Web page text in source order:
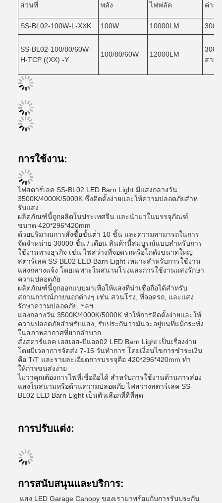
ส่วนที่ พลัง ไฟฟลัค ค่าธ
SS-BL02-100W-L-XXK 100W 10000LM
SS-BL02-100/80/60W-
H-TCP ((XX) -Y
100/80/60W 12000LM
สาม
การใช้งาน:
ไฟสตาร์เลค SS-BL02 LED Barn Light มีแสงกลางวัน
3500K/4000K/5000K ซึ่งติดตั้งง่ายและให้ความปลอดภัยสําห
รับแสง
ผลิตภัณฑ์นี้ถูกผลิตในประเทศจีน และนํามาในบรรจุภัณฑ์
ขนาด 420*296*420mm
ด้วยปริมาณการสั่งซื้อขั้นต่ํา 10 ชิ้น และความสามารถในการ
จัดจําหน่าย 30000 ชิ้น / เดือน สินค้านี้สมบูรณ์แบบสําหรับการ
ใช้งานทางธุรกิจ เช่น ไฟสว่างที่จอดรถหรือโกดังขนาดใหญ่
สตาร์เลค SS-BL02 LED Barn Light เหมาะสําหรับการใช้งาน
แสงกลางแจ้ง โดยเฉพาะในสนามโรงและการใช้งานแสงรักษา
ความปลอดภัย
ผลิตภัณฑ์นี้ถูกออกแบบมาเพื่อให้แสงที่น่าเชื่อถือได้สําหรับ
สถานการณ์ภายนอกต่างๆ เช่น สวนโรง, ที่จอดรถ, และแสง
รักษาความปลอดภัย, ฯลฯ
แสงกลางวัน 3500K/4000K/5000K ทําให้การติดตั้งง่ายและให้
ความปลอดภัยสําหรับแสง, รับประกันว่ามันจะอยู่บนที่แม้กระทั่ง
ในสภาพอากาศที่ยากลําบาก.
สั่งสตาร์แลค เอสเอส-บีแอล02 LED Barn Light เป็นเรื่องง่าย
โดยมีเวลาการจัดส่ง 7-15 วันทําการ โดยเงื่อนไขการชําระเงิน
คือ T/T และรายละเอียดการบรรจุคือ 420*296*420mm ทํา
ให้การขนส่งง่าย
ไม่ว่าคุณต้องการไฟที่เชื่อถือได้ สําหรับการใช้งานด้านการส่อง
แสงในสนามหรือด้านความปลอดภัย ไฟสว่างสตาร์เลค SS-
BL02 LED Barn Light เป็นตัวเลือกที่ดีที่สุด
การปรับแต่ง:
การสนับสนุนและบริการ:
แสง LED Garage Canopy ของเรามาพร้อมกับการรับประกัน